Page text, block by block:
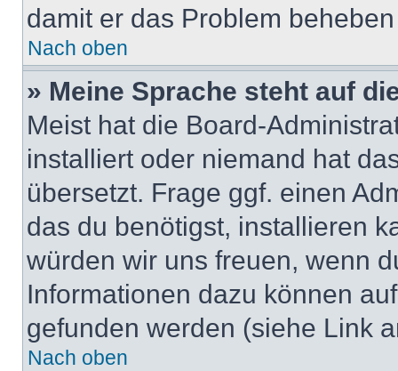
damit er das Problem
Nach oben
» Meine Sprache steht auf
Meist hat die Board-
installiert oder niemand hat
übersetzt. Frage ggf. einen
das du benötigst, installieren
würden wir uns freuen, wenn
Informationen dazu können
gefunden werden (siehe Link
Nach oben